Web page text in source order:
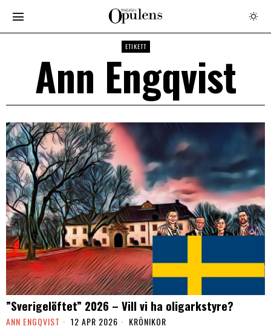
ETIKETT
Ann Engqvist
”Sverigelöftet” 2026 – Vill vi ha oligarkstyre?
ANN ENGQVIST 12 APR 2026 KRÖNIKOR